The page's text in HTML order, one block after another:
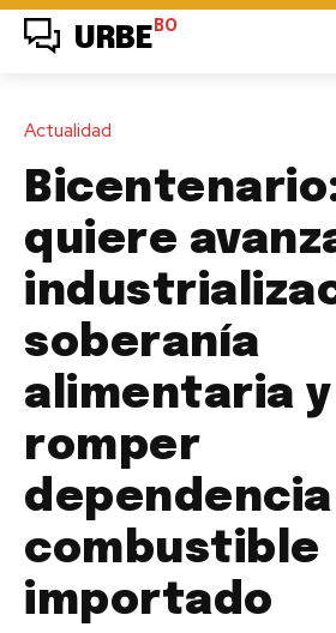
URBE BO
Actualidad
quiere
soberanía
alimentaria y
romper
combustible
importado